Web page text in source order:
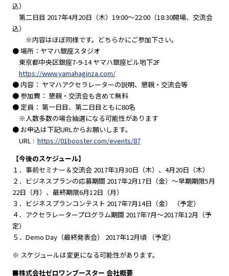
込）
第二日目 2017年4月20日（木）19:00～22:00（18:30開場、交流会
込）
※内容はほぼ同様です。どちらかにご参加下さい。
● 場所：ヤマハ銀座スタジオ
東京都中央区銀座7-9-14 ヤマハ銀座ビル地下2F
https://www.yamahaginza.com/
● 内容： ヤマハアクセラレーターの説明、懇親・交流会等
● 参加費： 懇親・交流会も含めて無料
● 定員： 第一日目、第二日目ともに80名
※人数多数の場合抽選になる可能性があります
● お申込は下記URLからお願いします。
URL : https://01booster.com/events/87
【今後のスケジュール】
１．事前セミナー＆交流会 2017年3月30日（木）、4月20日（木）
２．ビジネスプランの応募期間 2017年2月17日（金）～早期期限5月
22日（月）、最終期限6月12日（月）
３．ビジネスプランコンテスト 2017年7月14日（金） （予定）
４．アクセラレータープログラム期間 2017年7月～2017年12月（予
定）
５．Demo Day（最終発表会） 2017年12月頃 （予定）
※ スケジュールは変更になる可能性があります。
■株式会社ゼロワンブースター 会社概要